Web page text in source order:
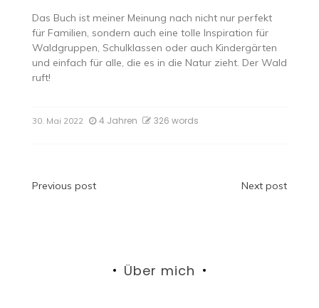
Das Buch ist meiner Meinung nach nicht nur perfekt
für Familien, sondern auch eine tolle Inspiration für
Waldgruppen, Schulklassen oder auch Kindergärten
und einfach für alle, die es in die Natur zieht. Der Wald
ruft!
30. Mai 2022 4 Jahren 326 words
Beitragsnavigation
Previous post Next post
Über mich